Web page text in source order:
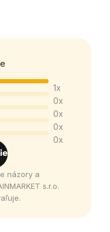
1x
0x
0x
0x
0x
názory a
s.r.o.